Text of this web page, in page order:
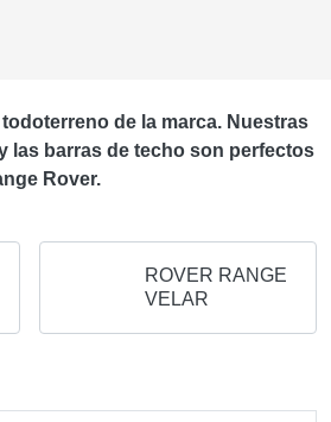
de la marca. Nuestras
las barras de techo son perfectos
Rover.
ROVER RANGE
VELAR